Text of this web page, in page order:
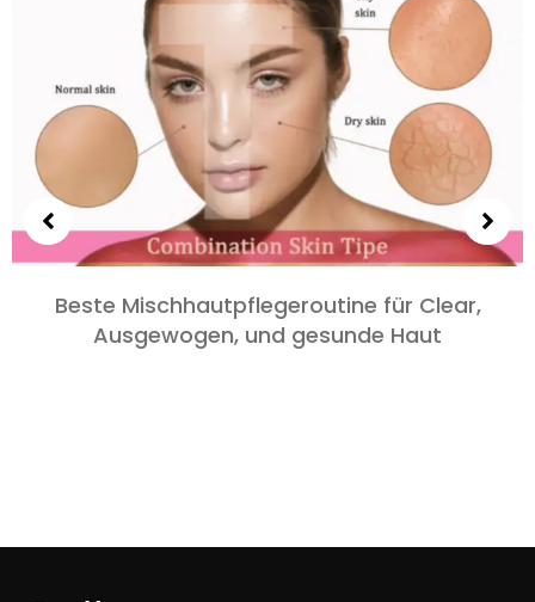
Beste Mischhautpflegeroutine für Clear,
Ausgewogen, und gesunde Haut